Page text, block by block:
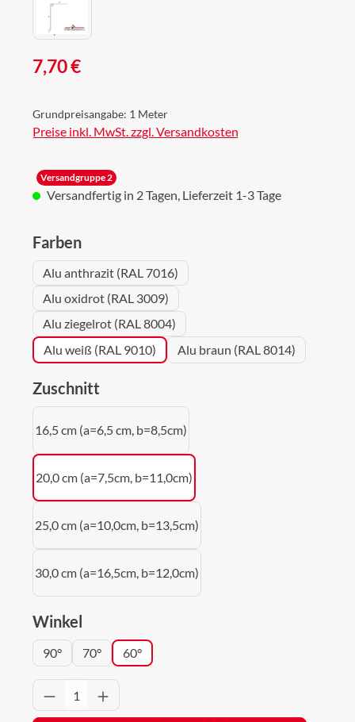
Regulärer Preis:
7,70 €
Grundpreisangabe: 1 Meter
Preise inkl. MwSt. zzgl. Versandkosten
Versandgruppe 2
Versandfertig in 2 Tagen, Lieferzeit 1-3 Tage
Farbenauswählen
Alu anthrazit (RAL 7016)
Alu oxidrot (RAL 3009)
Alu ziegelrot (RAL 8004)
Alu weiß (RAL 9010)
Alu braun (RAL 8014)
Zuschnitt
16,5 cm (a=6,5 cm, b=8,5cm)
20,0 cm (a=7,5cm, b=11,0cm)
25,0 cm (a=10,0cm, b=13,5cm)
30,0 cm (a=16,5cm, b=12,0cm)
Winkel
90° 70° 60°
Produkt Anzahl: Gib den gewünschten